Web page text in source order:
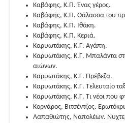
Καβάφης, Κ.Π. Ένας γέρος.
Καβάφης, Κ.Π. Θάλασσα του
Καβάφης, Κ.Π. Ιθάκη.
Καβάφης, Κ.Π. Κεριά.
Καρυωτάκης, Κ.Γ. Αγάπη.
Καρυωτάκης, Κ.Γ. Μπαλάντα
αιώνων.
Καρυωτάκης, Κ.Γ. Πρέβεζα.
Καρυωτάκης, Κ.Γ. Τελευταίο
Καρυωτάκης, Κ.Γ. Τι νέοι που
Κορνάρος, Βιτσέντζος.
Λαπαθιώτης, Ναπολέων.